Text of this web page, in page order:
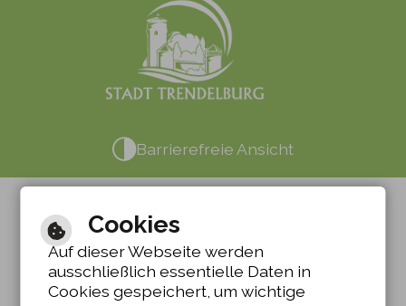
Barrierefreie Ansicht
Cookies
Auf dieser Webseite werden
ausschließlich essentielle Daten in
Cookies gespeichert, um wichtige